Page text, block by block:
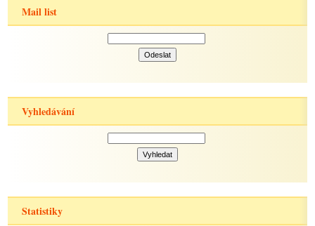
Mail list
Vyhledávání
Statistiky